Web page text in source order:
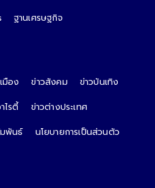
ฐานเศรษฐกิจ
มือง ข่าวสังคม
ข่าวบันเทิง
ไรตี้
ข่าวต่างประเทศ
มพันธ์ นโยบายการเป็นส่วนตัว